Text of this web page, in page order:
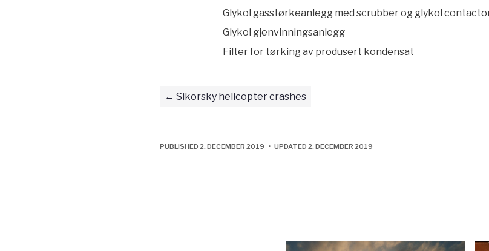
Glykol gasstørkeanlegg med scrubber og glykol contactor
Glykol gjenvinningsanlegg
Filter for tørking av produsert kondensat
Sikorsky helicopter crashes
PUBLISHED 2. DECEMBER 2019 • UPDATED 2. DECEMBER 2019